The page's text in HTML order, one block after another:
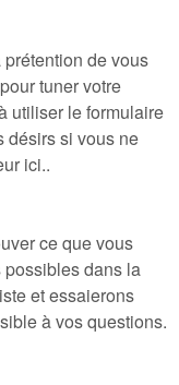
de vous
tuner votre
utiliser le formulaire
désirs si vous ne
ici..
ce que vous
dans la
et essaierons
à vos questions.